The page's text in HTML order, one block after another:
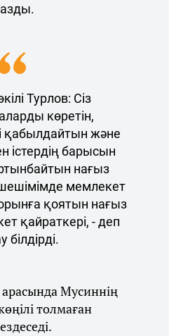
Турлов: Сіз
көретін,
қабылдайтын және
істердің барысын
нағыз
мемлекет
орынға қоятын нағыз
қайраткері, - деп
білдірді.
Мусиннің
толмаған